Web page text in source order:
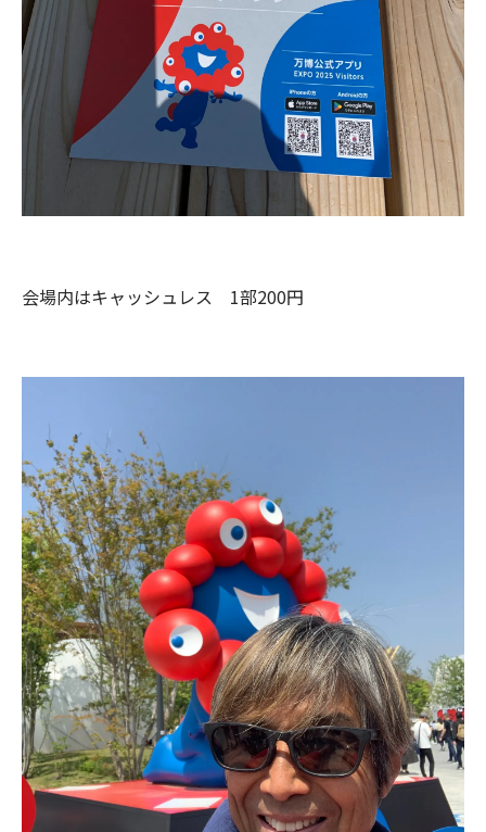
会場内はキャッシュレス 1部200円